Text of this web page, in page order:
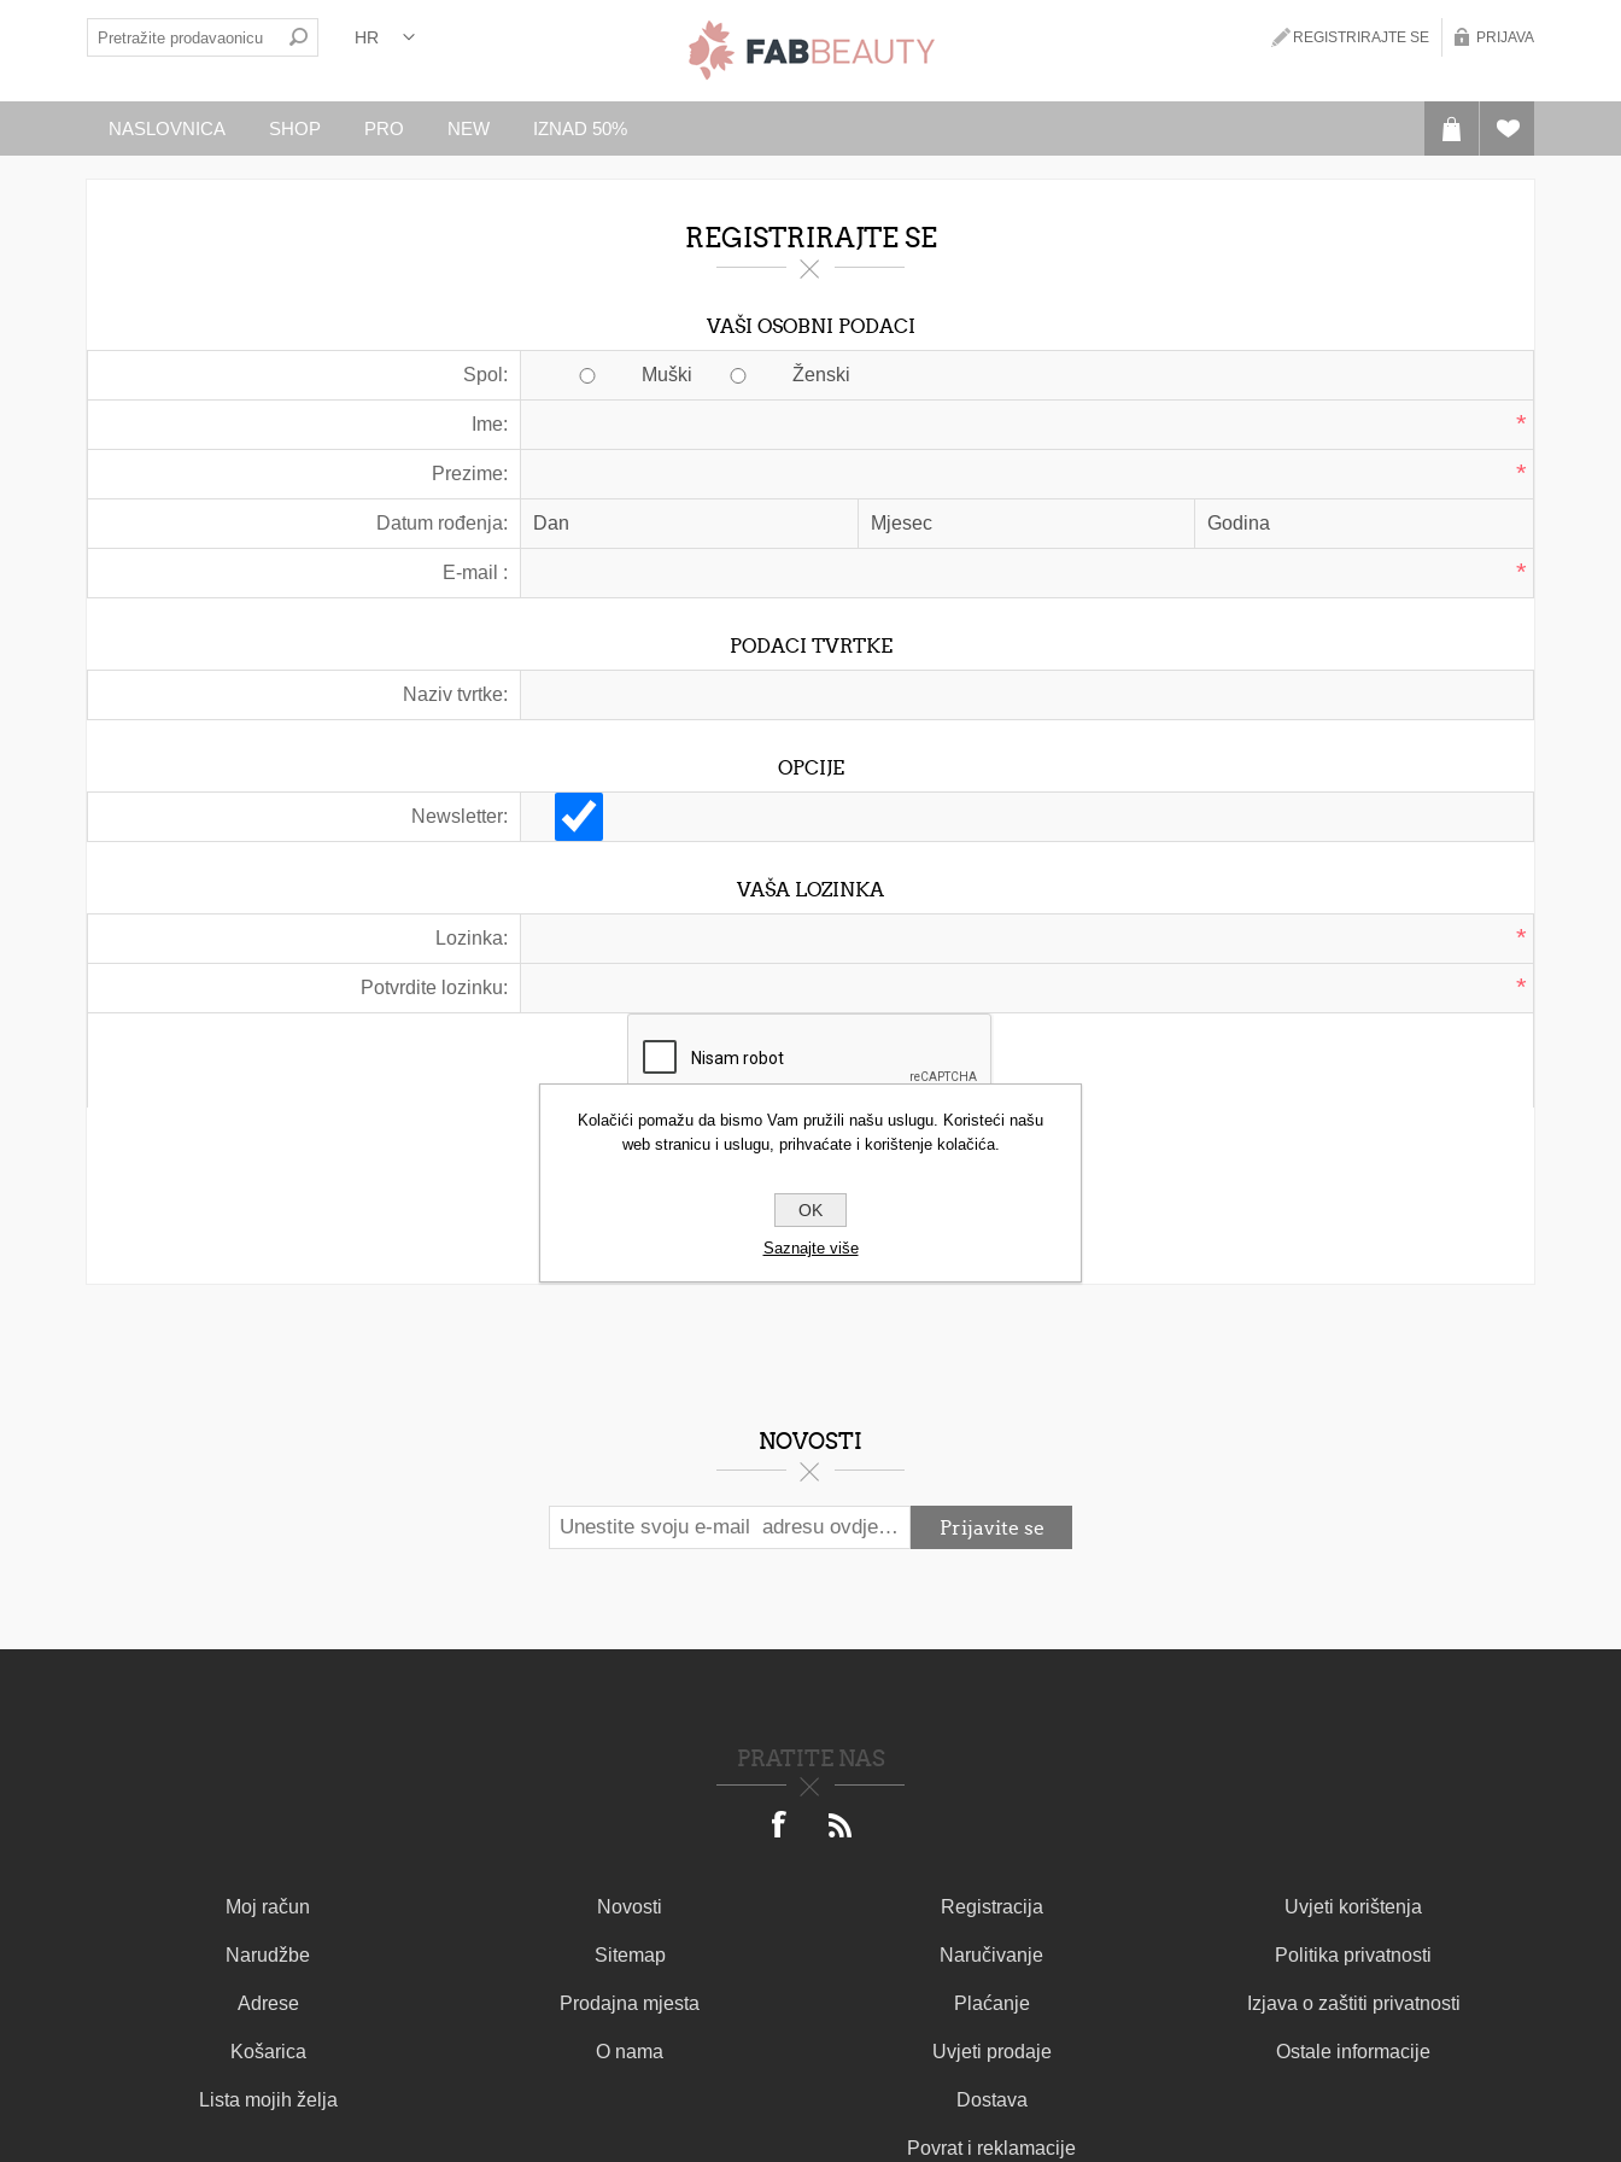
REGISTRIRAJTE SE PRIJAVA
NASLOVNICA SHOP PRO NEW IZNAD 50%
REGISTRIRAJTE SE
VAŠI OSOBNI PODACI
Spol: Muški Ženski
Ime: *
Prezime: *
Datum rođenja:
E-mail : *
PODACI TVRTKE
Naziv tvrtke:
OPCIJE
Newsletter:
VAŠA LOZINKA
Lozinka: *
Potvrdite lozinku: *
NOVOSTI
PRATITE NAS
Moj račun
Narudžbe
Adrese
Košarica
Lista mojih želja
Novosti
Sitemap
Prodajna mjesta
O nama
Registracija
Naručivanje
Plaćanje
Uvjeti prodaje
Dostava
Povrat i reklamacije
Uvjeti korištenja
Politika privatnosti
Izjava o zaštiti privatnosti
Ostale informacije
Kolačići pomažu da bismo Vam pružili našu uslugu. Koristeći našu
web stranicu i uslugu, prihvaćate i korištenje kolačića.
OK
Saznajte više